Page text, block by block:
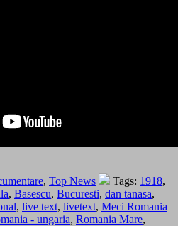
, Top News Tags: 1918,
, Basescu, Bucuresti, dan tanasa,
, live text, livetext, Meci Romania
- ungaria, Romania Mare,